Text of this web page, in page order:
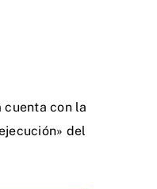
cuenta con la
del